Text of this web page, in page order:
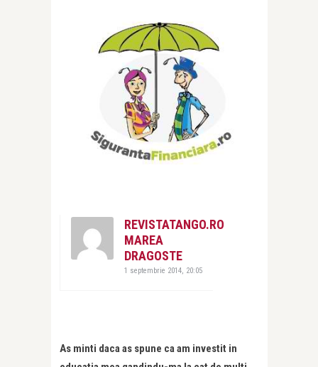
REVISTATANGO.RO
MAREA
DRAGOSTE
1 septembrie 2014, 20:05
As minti daca as spune ca am investit in